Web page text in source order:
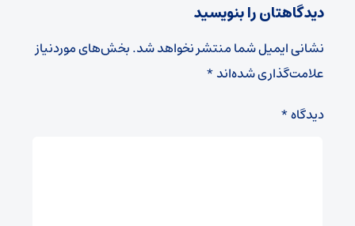
دیدگاهتان را بنویسید
نشانی ایمیل شما منتشر نخواهد شد.بخش‌های موردنیاز
علامت‌گذاری شده‌اند*
دیدگاه*